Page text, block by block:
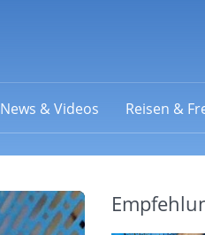
News & Videos Reisen &